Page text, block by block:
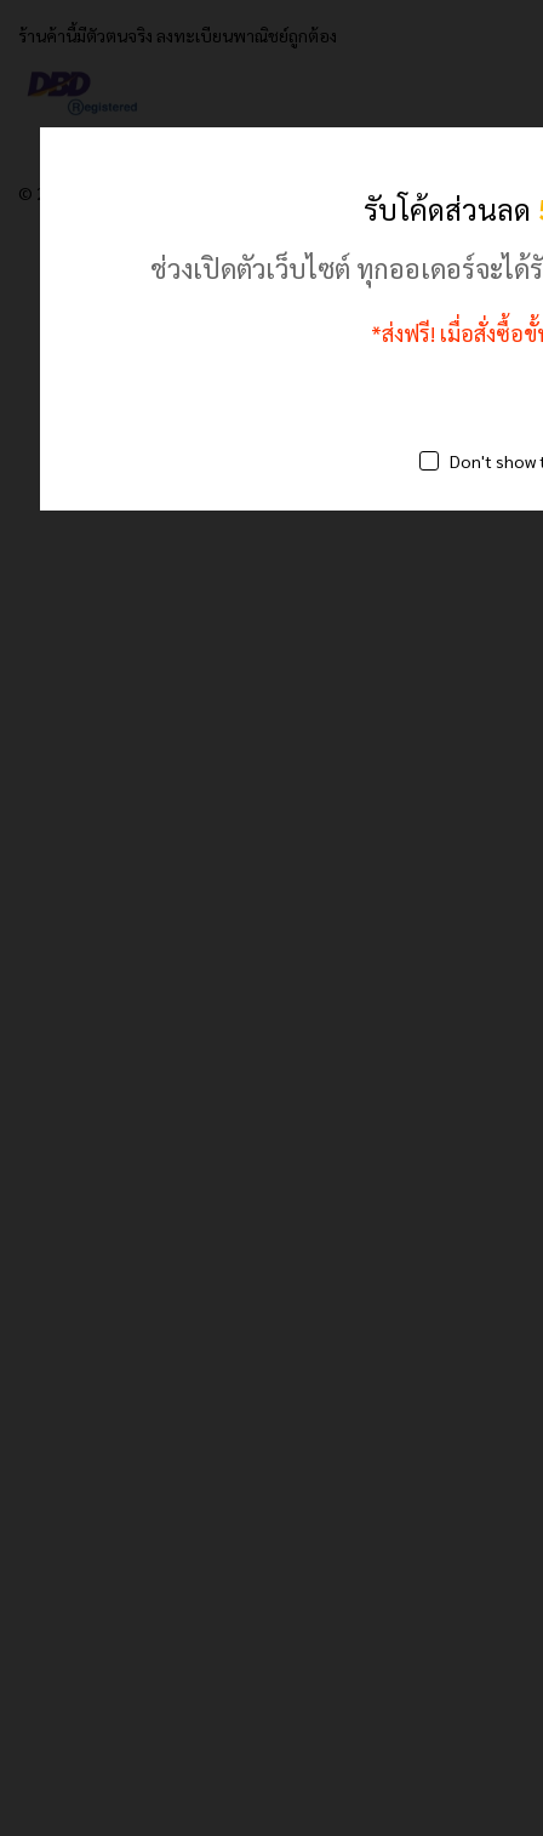
© 2024 เฮฮาปลาตี้.com. All Rights Reserved
ร้านค้านี้มีตัวตนจริง ลงทะเบียนพาณิชย์ถูกต้อง
รับโค้ดส่วนลด
ช่วงเปิดตัวเว็บไซต์ ทุกออเดอร์จะไ
*ส่งฟรี! เมื่อสั่งซื้อ
Don't show